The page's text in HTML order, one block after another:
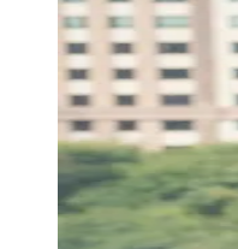
Guia Comercial
Selo Verificado
Portal Educacional
Agenda de Vestibulares
Vagas de Emprego
Concursos
Panorama Econômico
Panorama Econômico
Para Sua Empresa